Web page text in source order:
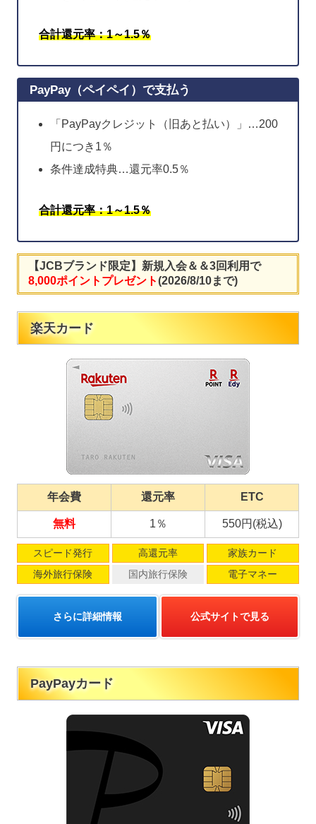
合計還元率：1～1.5％
PayPay（ペイペイ）で支払う
「PayPayクレジット（旧あと払い）」…200
円につき1％
条件達成特典…還元率0.5％
合計還元率：1～1.5％
【JCBブランド限定】新規入会＆＆3回利用で
8,000ポイントプレゼント(2026/8/10まで)
楽天カード
年会費 還元率 ETC
無料 1％ 550円(税込)
スピード発行 高還元率
家族カード
海外旅行保険
国内旅行保険 電子マネー
さらに詳細情報 公式サイトで見る
PayPayカード